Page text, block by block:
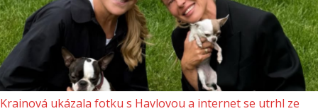
Krainová ukázala fotku s Havlovou a internet se utrhl ze